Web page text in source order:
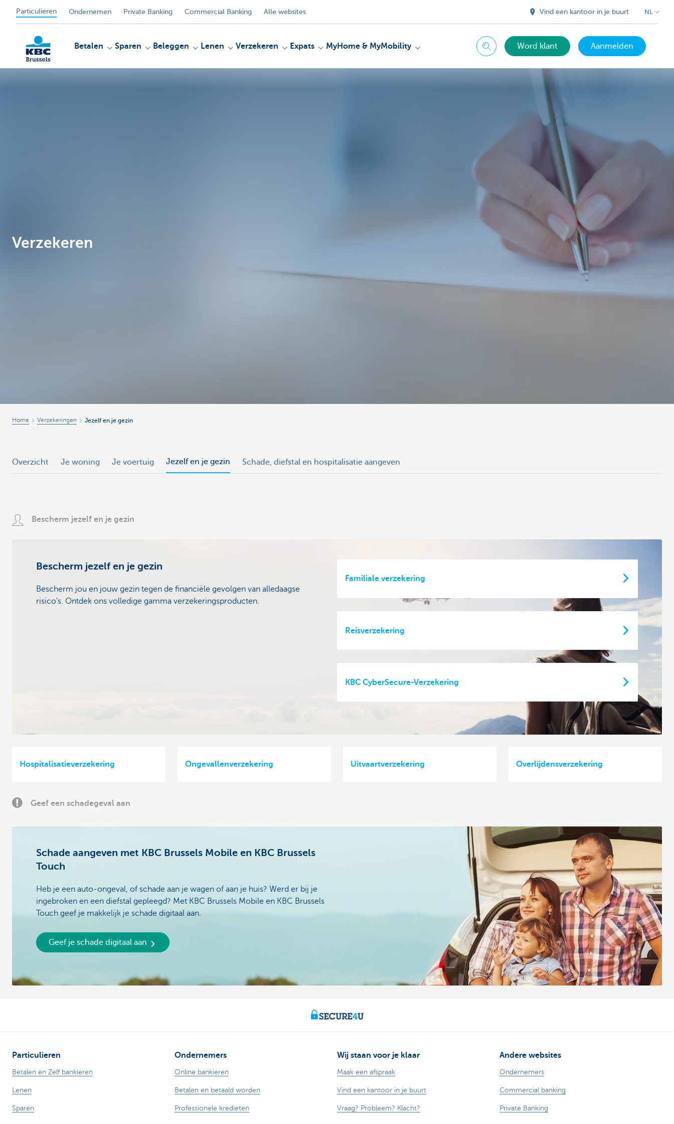
Particulieren Ondernemen Private Banking Commercial Banking Alle websites Vind een kantoor in je buurt NL
Brussels
Betalen Sparen Beleggen Lenen Verzekeren Expats MyHome & MyMobility Zoeken Word klant Aanmelden
Verzekeren
Home Verzekeringen Jezelf en je gezin
Overzicht Je woning Je voertuig Jezelf en je gezin Schade, diefstal en hospitalisatie aangeven
Bescherm jezelf en je gezin
Bescherm jezelf en je gezin
Bescherm jou en jouw gezin tegen de financiële gevolgen van alledaagse
risico's. Ontdek ons volledige gamma verzekeringsproducten.
Familiale verzekering
Reisverzekering
KBC CyberSecure-Verzekering
Hospitalisatieverzekering Ongevallenverzekering Uitvaartverzekering Overlijdensverzekering
Geef een schadegeval aan
Schade aangeven met KBC Brussels Mobile en KBC Brussels
Touch
Heb je een auto-ongeval, of schade aan je wagen of aan je huis? Werd er bij je
ingebroken en een diefstal gepleegd? Met KBC Brussels Mobile en KBC Brussels
Touch geef je makkelijk je schade digitaal aan.
Geef je schade digitaal aan
Particulieren
Betalen en Zelf bankieren
Lenen
Sparen
Ondernemers
Online bankieren
Betalen en betaald worden
Professionele kredieten
Wij staan voor je klaar
Maak een afspraak
Vind een kantoor in je buurt
Vraag? Probleem? Klacht?
Andere websites
Ondernemers
Commercial banking
Private Banking